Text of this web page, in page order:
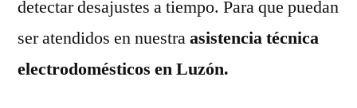
detectar desajustes a tiempo. Para que puedan
ser atendidos en nuestraasistencia técnica
electrodomésticos en Luzón.